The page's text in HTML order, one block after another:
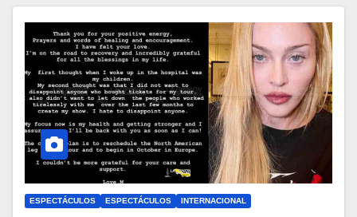
ESPECTÁCULOS ESPECTÁCULOS INTERNACIONAL